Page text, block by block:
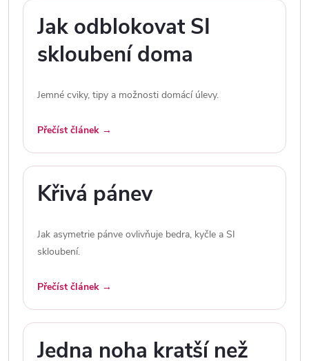
Jak odblokovat SI
skloubení doma
Jemné cviky, tipy a možnosti domácí úlevy.
Přečíst článek →
Křivá pánev
Jak asymetrie pánve ovlivňuje bedra, kyčle a SI
skloubení.
Přečíst článek →
Jedna noha kratší než